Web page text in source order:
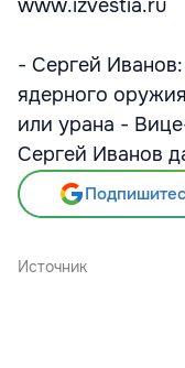
www.izvestia.ru
- Сергей
ядерного
или урана -
Сергей Иванов
Источник